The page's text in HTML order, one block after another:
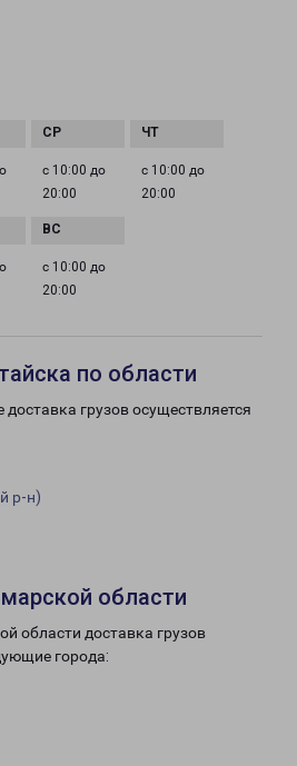
с 10:00 до
20:00
с 10:00 до
20:00
с 10:00 до
20:00
по области
грузов осуществляется
р-н)
области
области доставка грузов
города: